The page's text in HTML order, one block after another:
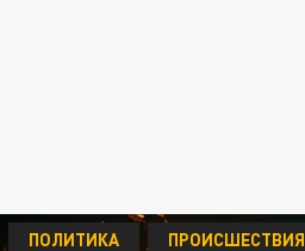
ПОЛИТИКА ПРОИСШЕСТВИЯ